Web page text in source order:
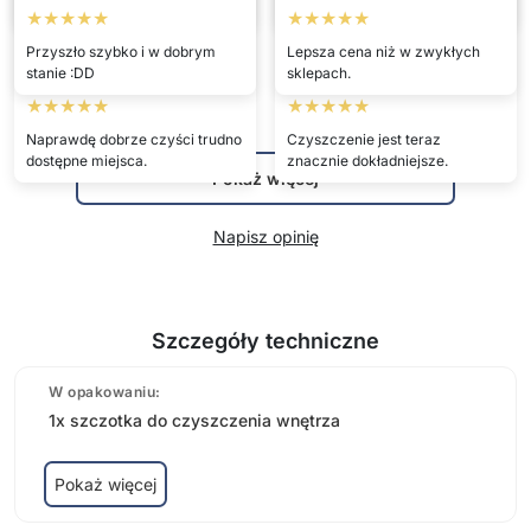
Melissa
★★★★★
Naprawdę dobrze czyści trudno
dostępne miejsca.
Ashley
★★★★★
Czyszczenie jest teraz
znacznie dokładniejsze.
★★★★★
Przyszło szybko i w dobrym
stanie :DD
★★★★★
Lepsza cena niż w zwykłych
sklepach.
Pokaż więcej
Napisz opinię
Szczegóły techniczne
W opakowaniu:
1x szczotka do czyszczenia wnętrza
Pokaż więcej